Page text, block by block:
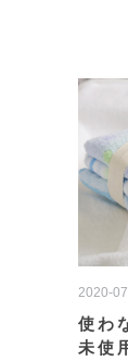
2020-
使わ
未使